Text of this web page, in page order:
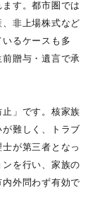
す。都市圏では
非上場株式など
るケースも多
贈与・遺言で承
」です。核家族
難しく、トラブ
が第三者となっ
を行い、家族の
外問わず有効で